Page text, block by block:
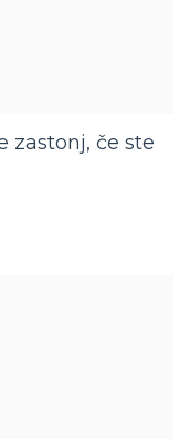
zastonj, če ste